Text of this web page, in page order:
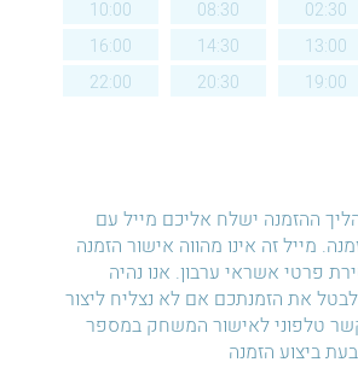
02:30
08:30
10:00
13:00
14:30
16:00
19:00
20:30
22:00
ההזמנה ישלח אליכם מייל עם
מייל זה אינו מהווה אישור הזמנה
פרטי אשראי ערבון. אנו נהיה
את הזמנתכם אם לא נצליח ליצור
טלפוני לאישור המשחק במספר
ביצוע הזמנה